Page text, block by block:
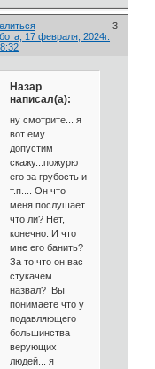
3
17 февраля, 2024г.
Назар
написал(а):
ну смотрите... я
вот ему
допустим
скажу...пожурю
его за грубость и
т.п.... Он что
меня послушает
что ли? Нет,
конечно. И что
мне его банить?
За то что он вас
стукачем
назвал? Вы
понимаете что у
подавляющего
большинства
верующих
людей... я